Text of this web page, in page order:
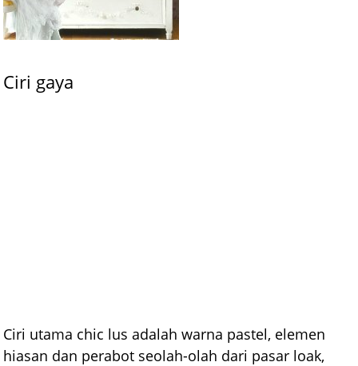
Ciri gaya
Ciri utama chic lus adalah warna pastel, elemen
hiasan dan perabot seolah-olah dari pasar loak,